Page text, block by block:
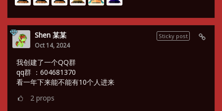
Sticky post
Shen 某某
Oct 14, 2024
我创建了一个QQ群
qq群 ：604681370
看一年下来能不能有10个人进来
2 props